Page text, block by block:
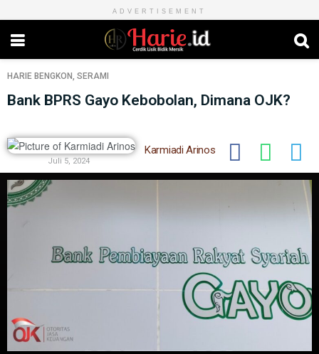
ADVERTISEMENT
HARIE BENGKON, SERAMI
Bank BPRS Gayo Kebobolan, Dimana OJK?
Karmiadi Arinos
Juli 5, 2024